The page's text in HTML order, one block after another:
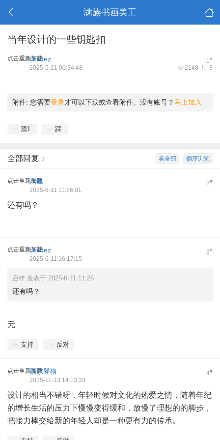
满族书画美工
当年设计的一些钥匙扣
点击重新加载 1#
childez
2148 3
2025-5-21 00:34:48
附件: 您需要登录才可以下载或查看附件。没有账号？马上加入
顶1 踩
倒序浏览
看全部
全部回复 3
点击重新加载 2#
启锋
2025-6-11 11:26:01
还有吗？
点击重新加载 3#
childez
2025-6-11 16:17:15
启锋 发表于 2025-6-11 11:26
还有吗？
无
支持 反对
点击重新加载 4#
额尔登格
2025-11-13 14:13:33
设计的相当不错呀，年轻时候对文化的热爱之情，随着年纪
的增长生活的压力下慢慢变得缓和，放慢了理想的的脚步，
把接力棒交给新的年轻人却是一种更有力的传承。